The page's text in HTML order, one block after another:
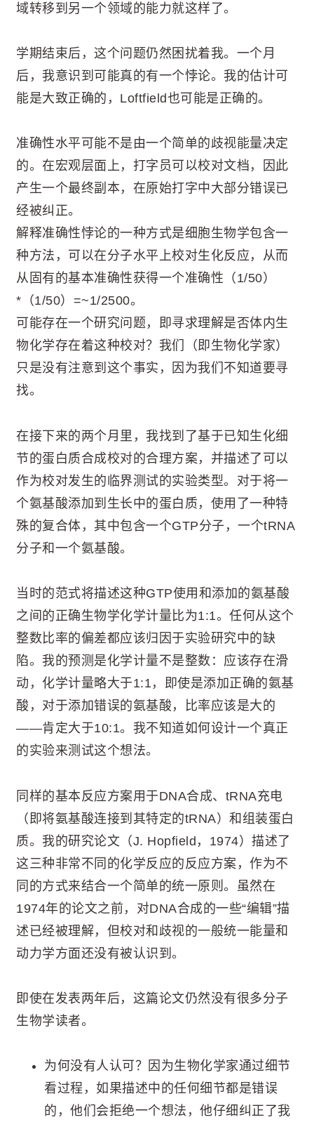
域转移到另一个领域的能力就这样了。
学期结束后，这个问题仍然困扰着我。一个月
后，我意识到可能真的有一个悖论。我的估计可
能是大致正确的，Loftfield也可能是正确的。
准确性水平可能不是由一个简单的歧视能量决定
的。在宏观层面上，打字员可以校对文档，因此
产生一个最终副本，在原始打字中大部分错误已
经被纠正。
解释准确性悖论的一种方式是细胞生物学包含一
种方法，可以在分子水平上校对生化反应，从而
从固有的基本准确性获得一个准确性（1/50）
*（1/50）=~1/2500。
可能存在一个研究问题，即寻求理解是否体内生
物化学存在着这种校对？我们（即生物化学家）
只是没有注意到这个事实，因为我们不知道要寻
找。
在接下来的两个月里，我找到了基于已知生化细
节的蛋白质合成校对的合理方案，并描述了可以
作为校对发生的临界测试的实验类型。对于将一
个氨基酸添加到生长中的蛋白质，使用了一种特
殊的复合体，其中包含一个GTP分子，一个tRNA
分子和一个氨基酸。
当时的范式将描述这种GTP使用和添加的氨基酸
之间的正确生物学化学计量比为1:1。任何从这个
整数比率的偏差都应该归因于实验研究中的缺
陷。我的预测是化学计量不是整数：应该存在滑
动，化学计量略大于1:1，即使是添加正确的氨基
酸，对于添加错误的氨基酸，比率应该是大的
——肯定大于10:1。我不知道如何设计一个真正
的实验来测试这个想法。
同样的基本反应方案用于DNA合成、tRNA充电
（即将氨基酸连接到其特定的tRNA）和组装蛋白
质。我的研究论文（J. Hopfield，1974）描述了
这三种非常不同的化学反应的反应方案，作为不
同的方式来结合一个简单的统一原则。虽然在
1974年的论文之前，对DNA合成的一些“编辑”描
述已经被理解，但校对和歧视的一般统一能量和
动力学方面还没有被认识到。
即使在发表两年后，这篇论文仍然没有很多分子
生物学读者。
为何没有人认可？因为生物化学家通过细节
看过程，如果描述中的任何细节都是错误
的，他们会拒绝一个想法，他仔细纠正了我